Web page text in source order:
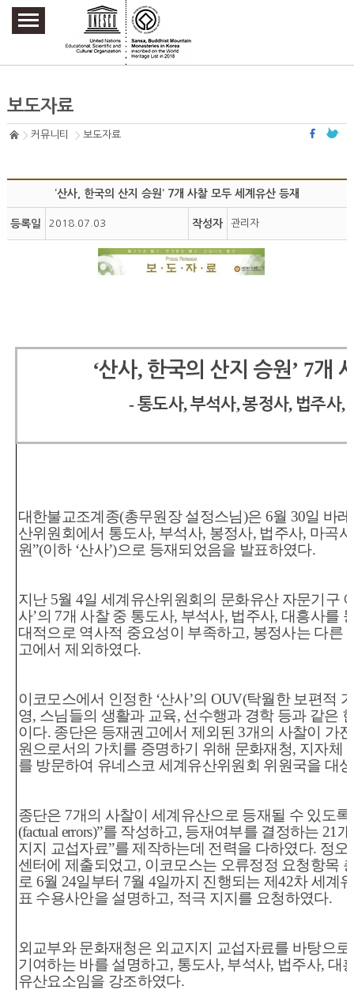
주요메뉴 바로가기
본문 바로가기
하단메뉴 바로가기
보도자료
커뮤니티 보도자료
‘ 산사 , 한국의 산지 승원 ’ 7 개 사찰 모두 세계유산 등재
등록일 2018.07.03 작성자 관리자
‘산사, 한국의 산지 승원 ’ 7개
-통도사,부석사,봉정사, 법주사,
대한불교조계종(총무원장 설정스님)은 6월 30일 바
산위원회에서 통도사, 부석사, 봉정사, 법주사, 마곡사
원”(이하 ‘산사’)으로 등재되었음을 발표하였다.
지난 5월 4일 세계유산위원회의 문화유산 자문기구
사’의 7개 사찰 중 통도사, 부석사, 법주사, 대흥사를
대적으로 역사적 중요성이 부족하고, 봉정사는 다른
고에서제외하였다.
이코모스에서 인정한 ‘산사’의 OUV(탁월한 보편적
영, 스님들의 생활과 교육, 선수행과 경학 등과 같은
이다. 종단은 등재권고에서 제외된 3개의 사찰이 가
원으로서의 가치를 증명하기 위해 문화재청, 지자체
를 방문하여 유네스코 세계유산위원회 위원국을 대
종단은 7개의 사찰이 세계유산으로 등재될 수 있도
(factual errors)”를 작성하고, 등재여부를 결정하는 21
지지 교섭자료”를 제작하는데 전력을 다하였다. 정오
센터에 제출되었고, 이코모스는 오류정정 요청항목
로 6월 24일부터 7월 4일까지 진행되는 제42차 세계
표 수용사안을 설명하고, 적극 지지를 요청하였다.
외교부와 문화재청은 외교지지 교섭자료를 바탕으
기여하는 바를 설명하고, 통도사, 부석사, 법주사, 대
유산요소임을 강조하였다.